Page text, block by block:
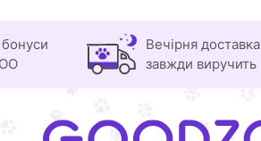
Вечірня доставка
завжди виручить